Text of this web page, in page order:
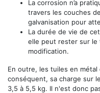
La corrosion n’a
travers les couches
galvanisation pour
La durée de vie de
elle peut rester sur le
modification.
En outre, les tuiles en
conséquent, sa charge sur
3,5 à 5,5 kg. Il n'est donc